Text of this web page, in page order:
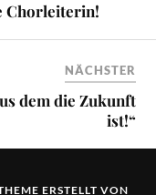
Chorleiterin!
NÄCHSTER
dem die Zukunft
ist!“
ERSTELLT VON